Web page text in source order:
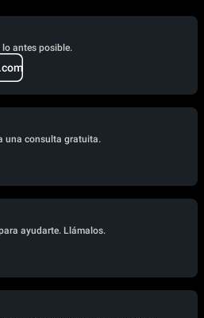
lo antes posible.
una consulta gratuita.
ayudarte. Llámalos.